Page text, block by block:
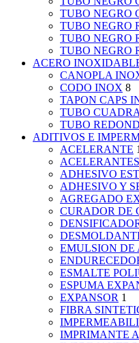
TUBO NEGRO
TUBO NEGRO
TUBO NEGRO
TUBO NEGRO
ACERO
CANOPLA
CODO INOX 8
TAPON CAPS
TUBO
TUBO
ADITIVOS E
ACELERANTE 1
ACELERANTES
ADHESIVO
ADHESIVO Y
AGREGADO
CURADOR DE
EMULSION DE
ESMALTE
ESPUMA
EXPANSOR 1
FIBRA
IMPRIMANTE